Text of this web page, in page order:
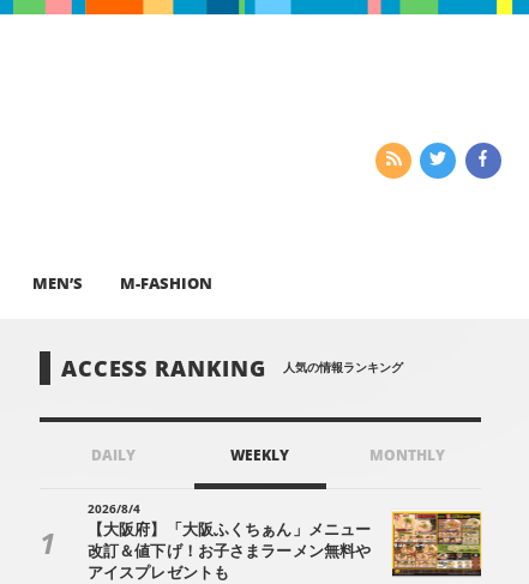
MEN’S M-FASHION
ACCESS RANKING 人気の情報ランキング
DAILY WEEKLY MONTHLY
2026/8/4
【大阪府】「大阪ふくちぁん」メニュー
改訂＆値下げ！お子さまラーメン無料や
アイスプレゼントも